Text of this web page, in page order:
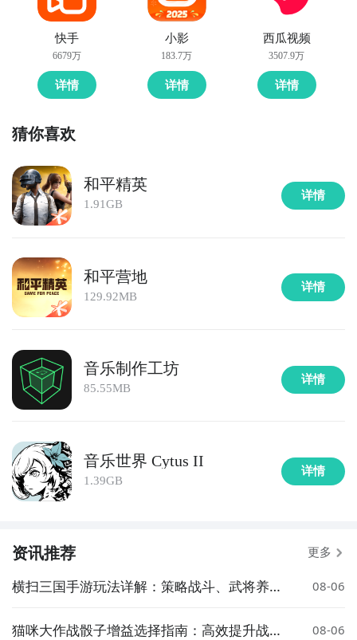
快手
6679万
详情
小影
183.7万
详情
西瓜视频
3507.9万
详情
猜你喜欢
和平精英
1.91GB
详情
和平营地
129.92MB
详情
音乐制作工坊
85.55MB
详情
音乐世界 Cytus II
1.39GB
详情
资讯推荐 更多
横扫三国手游玩法详解：策略战斗、武将养成
08-06
猫咪大作战骰子增益选择指南：高效提升战力
08-06